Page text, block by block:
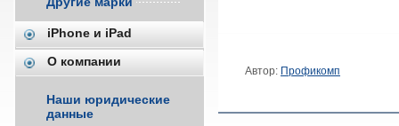
Автор: Профикомп
iPhone и iPad
О компании
Наши юридические
данные